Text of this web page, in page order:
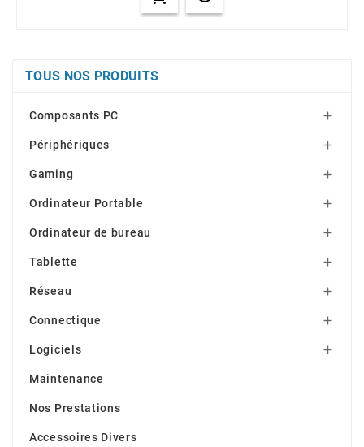
TOUS NOS PRODUITS
Composants PC 
Périphériques 
Gaming 
Ordinateur Portable 
Ordinateur de bureau 
Tablette 
Réseau 
Connectique 
Logiciels 
Maintenance
Nos Prestations
Accessoires Divers